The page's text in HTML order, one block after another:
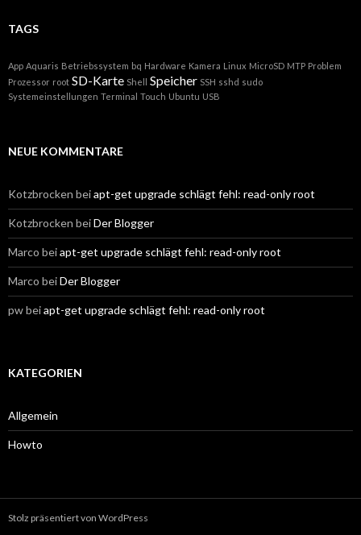
TAGS
App Aquaris Betriebssystem bq Hardware Kamera Linux MicroSD MTP Problem
Prozessor root SD-Karte Shell Speicher SSH sshd sudo
Systemeinstellungen Terminal Touch Ubuntu USB
NEUE KOMMENTARE
Kotzbrocken beiapt-get upgrade schlägt fehl: read-only root
Kotzbrocken beiDer Blogger
Marco beiapt-get upgrade schlägt fehl: read-only root
Marco beiDer Blogger
pwbeiapt-get upgrade schlägt fehl: read-only root
KATEGORIEN
Allgemein
Howto
Stolz präsentiert von WordPress